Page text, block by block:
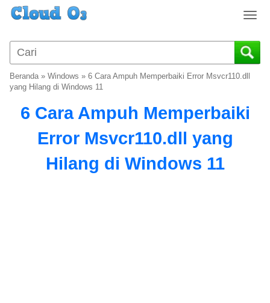
T
g
g
Beranda» Windows » 6 Cara Ampuh Memperbaiki Error Msvcr110.dll
yang Hilang di Windows 11
6 Cara Ampuh Memperbaiki
Error Msvcr110.dll yang
Hilang di Windows 11